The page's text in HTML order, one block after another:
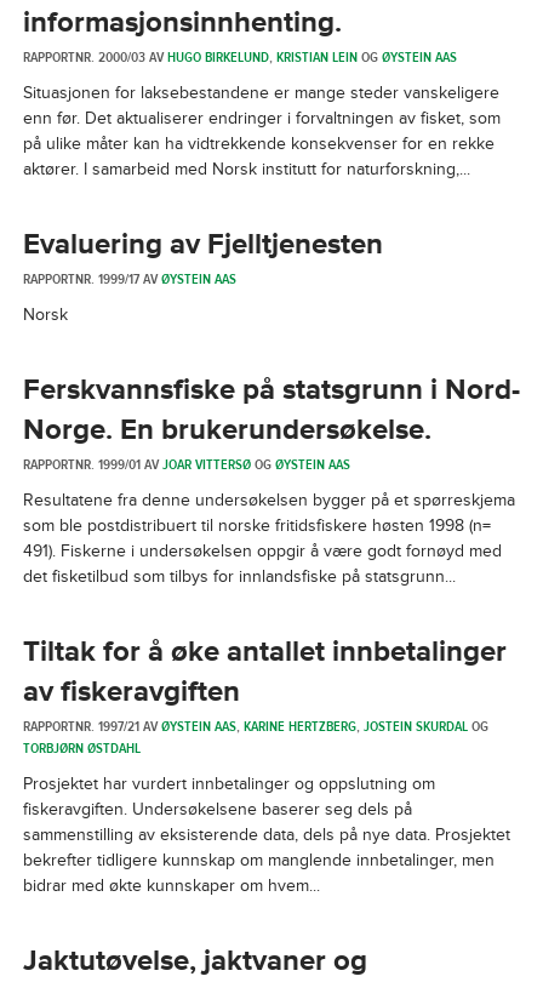
informasjonsinnhenting.
RAPPORTNR. 2000/03 AVHUGO BIRKELUND,KRISTIAN LEINOGØYSTEIN AAS
Situasjonen for laksebestandene er mange steder vanskeligere
enn før. Det aktualiserer endringer i forvaltningen av fisket, som
på ulike måter kan ha vidtrekkende konsekvenser for en rekke
aktører. I samarbeid med Norsk institutt for naturforskning,...
Evaluering av Fjelltjenesten
RAPPORTNR. 1999/17 AVØYSTEIN AAS
Norsk
Ferskvannsfiske på statsgrunn i Nord-
Norge. En brukerundersøkelse.
RAPPORTNR. 1999/01 AVJOAR VITTERSØOGØYSTEIN AAS
Resultatene fra denne undersøkelsen bygger på et spørreskjema
som ble postdistribuert til norske fritidsfiskere høsten 1998 (n=
491). Fiskerne i undersøkelsen oppgir å være godt fornøyd med
det fisketilbud som tilbys for innlandsfiske på statsgrunn...
Tiltak for å øke antallet innbetalinger
av fiskeravgiften
RAPPORTNR. 1997/21 AVØYSTEIN AAS,KARINE HERTZBERG,JOSTEIN SKURDALOG
TORBJØRN ØSTDAHL
Prosjektet har vurdert innbetalinger og oppslutning om
fiskeravgiften. Undersøkelsene baserer seg dels på
sammenstilling av eksisterende data, dels på nye data. Prosjektet
bekrefter tidligere kunnskap om manglende innbetalinger, men
bidrar med økte kunnskaper om hvem...
Jaktutøvelse, jaktvaner og